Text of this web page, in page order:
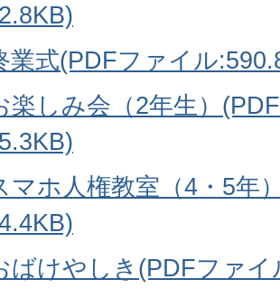
業式(PDFファイル
楽しみ会（2年生）
マホ人権教室（4・5年
ばけやしき(PDFファイ